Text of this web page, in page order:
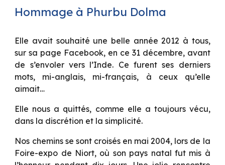
Hommage à Phurbu Dolma
Elle avait souhaité une belle année 2012 à tous,
sur sa page Facebook, en ce 31 décembre, avant
de s’envoler vers l’Inde. Ce furent ses derniers
mots, mi-anglais, mi-français, à ceux qu’elle
aimait…
Elle nous a quittés, comme elle a toujours vécu,
dans la discrétion et la simplicité.
Nos chemins se sont croisés en mai 2004, lors de la
Foire-expo de Niort, où son pays natal fut mis à